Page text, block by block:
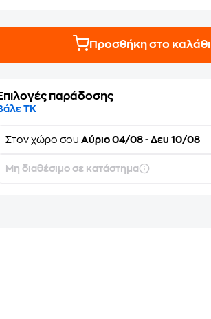
Προσθήκη στο καλάθι
παράδοσης
ΤΚ
Στονχώρο σου Αύριο 04/08 - Δευ 10/08
Μη διαθέσιμο σε κατάστημα